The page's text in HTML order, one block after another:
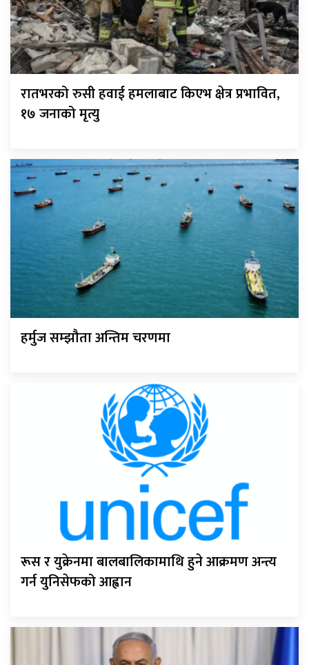
रातभरको रुसी हवाई हमलाबाट किएभ क्षेत्र प्रभावित,
१७ जनाको मृत्यु
हर्मुज सम्झौता अन्तिम चरणमा
रूस र युक्रेनमा बालबालिकामाथि हुने आक्रमण अन्त्य
गर्न युनिसेफको आह्वान